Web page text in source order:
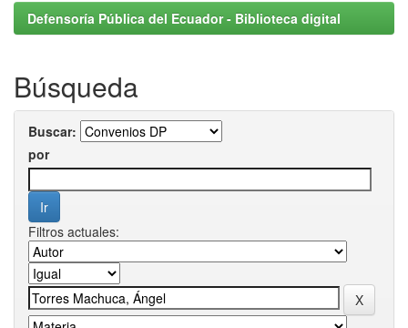
Defensoría Pública del Ecuador - Biblioteca digital
Búsqueda
Buscar:
por
Filtros actuales: